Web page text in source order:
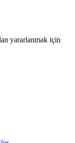
yararlanmak için